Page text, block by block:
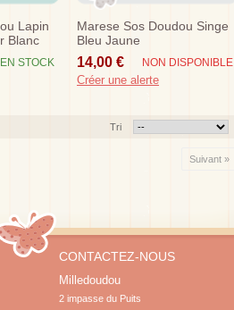
Lapin
Blanc
EN STOCK
Marese Sos Doudou Singe
Bleu Jaune
14,00 € NON DISPONIBLE
Créer une alerte
Tri
Suivant »
CONTACTEZ-NOUS
Milledoudou
2 impasse du Puits